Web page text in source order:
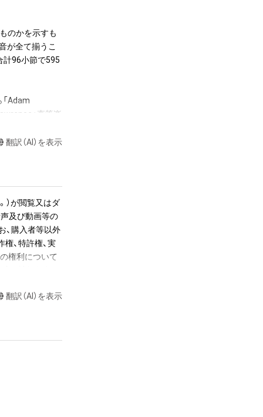
のかを示すも
が全て揃うこ
計96小節で595
Adam
」直筆楽
たNFT初回購
」フルバー
目か、後半の数
"Merry
合は、1小節目
さで書き出して
音が響いていま
その音が途切
調整し、1秒
a NFT
翻訳（AI）を表示
）が閲覧又はダ
声及び動画等の
、購入者等以外
、特許権、実
権利について
に関する知的財
た利用、商用
らに限りませ
翻訳（AI）を表示